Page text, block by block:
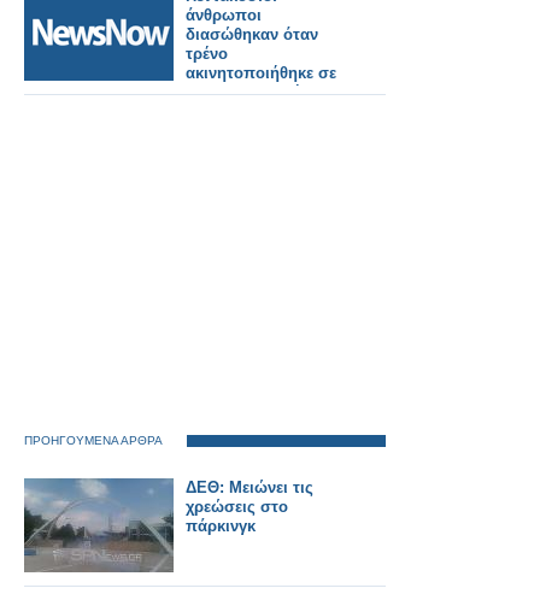
άνθρωποι
διασώθηκαν όταν
τρένο
ακινητοποιήθηκε σε
σιδηροδρομική
ΠΡΟΗΓΟΥΜΕΝΑ ΑΡΘΡΑ
ΔΕΘ: Μειώνει τις
χρεώσεις στο
πάρκινγκ